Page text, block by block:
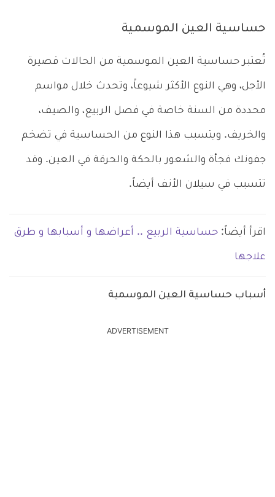
حساسية العين الموسمية
تُعتبر حساسية العين الموسمية من الحالات قصيرة
الأجل، وهي النوع الأكثر شيوعاً، وتحدث خلال مواسم
محددة من السنة خاصة في فصل الربيع، والصيف،
والخريف. ويتسبب هذا النوع من الحساسية في تضخم
جفونك فجأة والشعور بالحكة والحرقة في العين. وقد
تتسبب في سيلان الأنف أيضاً.
اقرأ أيضاً: حساسية الربيع .. أعراضها و أسبابها و طرق
علاجها
أسباب حساسية العين الموسمية
ADVERTISEMENT